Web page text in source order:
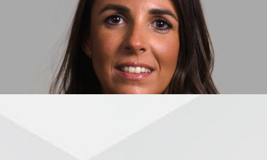
MARIA LOPES CORREIA